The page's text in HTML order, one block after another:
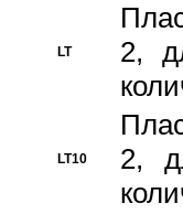
LT
2,
LT10
2,